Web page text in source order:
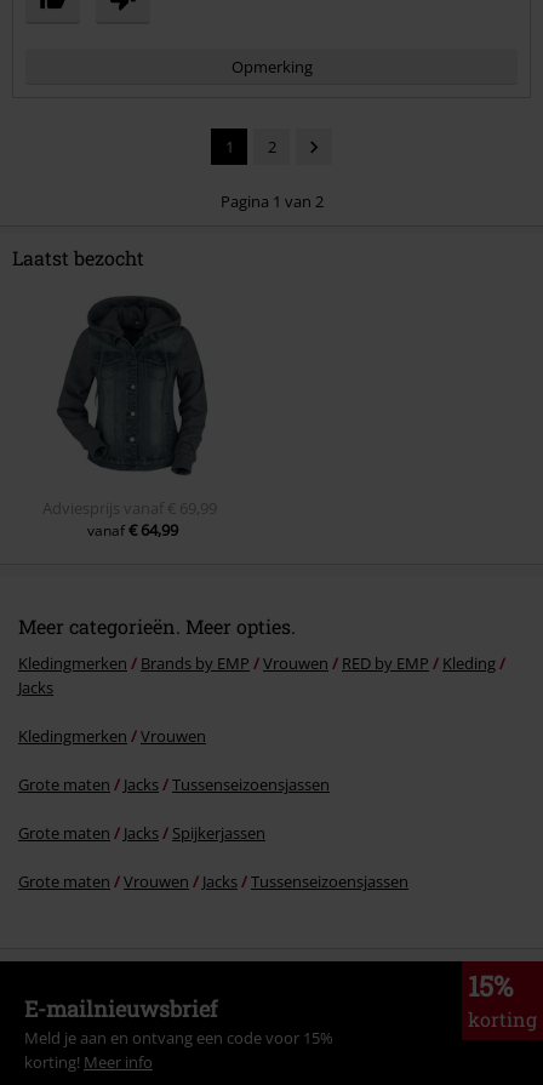
Opmerking
Commentaar versturen
1 2
Pagina 1 van 2
Laatst bezocht
Adviesprijs vanaf € 69,99
vanaf€ 64,99
Meer categorieën. Meer opties.
Kledingmerken Brands by EMP Vrouwen RED by EMP
Kleding
Jacks
Kledingmerken Vrouwen
Grote maten Jacks Tussenseizoensjassen
Grote maten Jacks Spijkerjassen
Grote maten Vrouwen Jacks Tussenseizoensjassen
15%
korting
E-mailnieuwsbrief
Meld je aan en ontvang een code voor 15%
korting! Meer info